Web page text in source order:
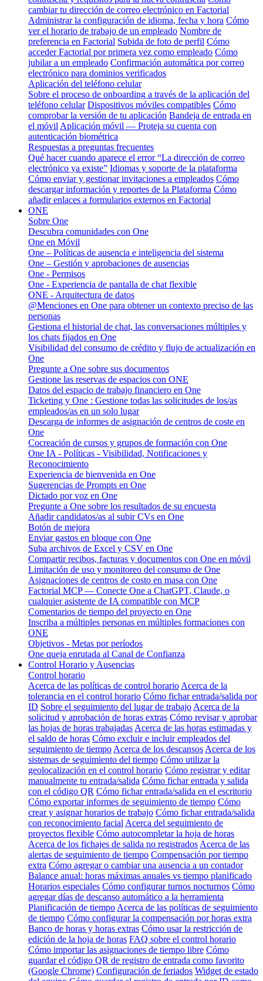
cambiar tu dirección de correo electrónico en Factorial
Administrar la configuración de idioma, fecha y hora Cómo
ver el horario de trabajo de un empleado Nombre de
preferencia en Factorial Subida de foto de perfil Cómo
acceder Factorial por primera vez como empleado Cómo
jubilar a un empleado Confirmación automática por correo
electrónico para dominios verificados
Aplicación del teléfono celular
Sobre el proceso de onboarding a través de la aplicación del
teléfono celular Dispositivos móviles compatibles Cómo
comprobar la versión de tu aplicación Bandeja de entrada en
el móvil Aplicación móvil — Proteja su cuenta con
autenticación biométrica
Respuestas a preguntas frecuentes
Qué hacer cuando aparece el error “La dirección de correo
electrónico ya existe” Idiomas y soporte de la plataforma
Cómo enviar y gestionar invitaciones a empleados Cómo
descargar información y reportes de la Plataforma Cómo
añadir enlaces a formularios externos en Factorial
ONE
Sobre One
Descubra comunidades con One
One en Móvil
One – Políticas de ausencia e inteligencia del sistema
One – Gestión y aprobaciones de ausencias
One - Permisos
One - Experiencia de pantalla de chat flexible
ONE - Arquitectura de datos
@Menciones en One para obtener un contexto preciso de las
personas
Gestiona el historial de chat, las conversaciones múltiples y
los chats fijados en One
Visibilidad del consumo de crédito y flujo de actualización en
One
Pregunte a One sobre sus documentos
Gestione las reservas de espacios con ONE
Datos del espacio de trabajo financiero en One
Ticketing y One : Gestione todas las solicitudes de los/as
empleados/as en un solo lugar
Descarga de informes de asignación de centros de coste en
One
Cocreación de cursos y grupos de formación con One
One IA - Políticas - Visibilidad, Notificaciones y
Reconocimiento
Experiencia de bienvenida en One
Sugerencias de Prompts en One
Dictado por voz en One
Pregunte a One sobre los resultados de su encuesta
Añadir candidatos/as al subir CVs en One
Botón de mejora
Enviar gastos en bloque con One
Suba archivos de Excel y CSV en One
Compartir recibos, facturas y documentos con One en móvil
Limitación de uso y monitoreo del consumo de One
Asignaciones de centros de costo en masa con One
Factorial MCP — Conecte One a ChatGPT, Claude, o
cualquier asistente de IA compatible con MCP
Comentarios de tiempo del proyecto en One
Inscriba a múltiples personas en múltiples formaciones con
ONE
Objetivos - Metas por períodos
One queja enrutada al Canal de Confianza
Control Horario y Ausencias
Control horario
Acerca de las políticas de control horario Acerca de la
tolerancia en el control horario Cómo fichar entrada/salida por
ID Sobre el seguimiento del lugar de trabajo Acerca de la
solicitud y aprobación de horas extras Cómo revisar y aprobar
las hojas de horas trabajadas Acerca de las horas estimadas y
el saldo de horas Cómo excluir e incluir empleados del
seguimiento de tiempo Acerca de los descansos Acerca de los
sistemas de seguimiento del tiempo Cómo utilizar la
geolocalización en el control horario Cómo registrar y editar
manualmente tu entrada/salida Cómo fichar entrada y salida
con el código QR Cómo fichar entrada/salida en el escritorio
Cómo exportar informes de seguimiento de tiempo Cómo
crear y asignar horarios de trabajo Cómo fichar entrada/salida
con reconocimiento facial Acerca del seguimiento de
proyectos flexible Cómo autocompletar la hoja de horas
Acerca de los fichajes de salida no registrados Acerca de las
alertas de seguimiento de tiempo Compensación por tiempo
extra Cómo agregar o cambiar una ausencia a un contador
Balance anual: horas máximas anuales vs tiempo planificado
Horarios especiales Cómo configurar turnos nocturnos Cómo
agregar días de descanso automático a la herramienta
Planificación de tiempo Acerca de las políticas de seguimiento
de tiempo Cómo configurar la compensación por horas extra
Banco de horas y horas extras Cómo usar la restricción de
edición de la hoja de horas FAQ sobre el control horario
Cómo importar las asignaciones de tiempo libre Cómo
guardar el código QR de registro de entrada como favorito
(Google Chrome) Configuración de feriados Widget de estado